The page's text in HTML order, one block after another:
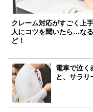
クレーム対応がすごく上
人にコツを聞いたら…な
ど！
電車で泣く
と、サラリ